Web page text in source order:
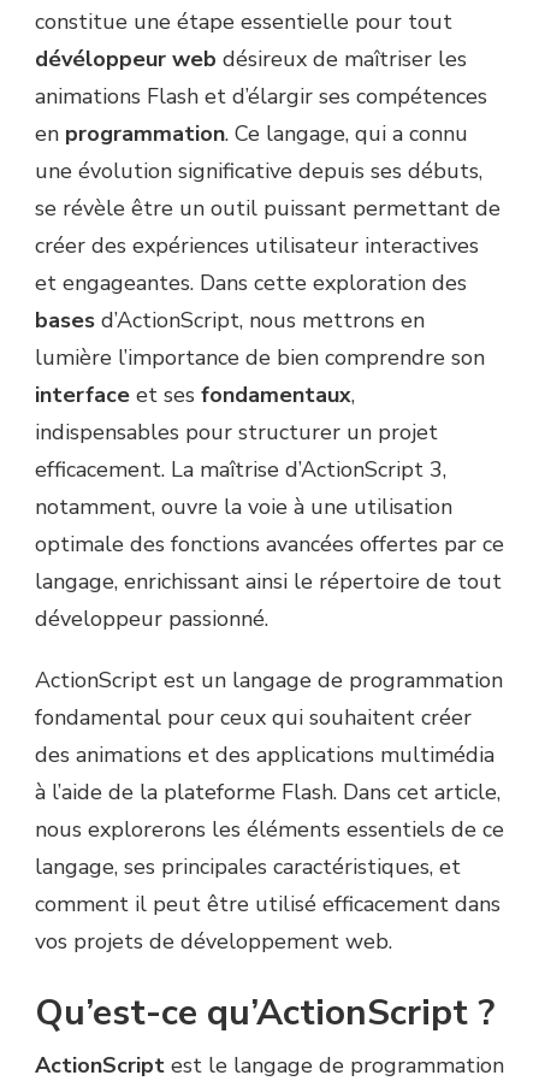
constitue une étape essentielle pour tout
dévéloppeur web désireux de maîtriser les
animations Flash et d’élargir ses compétences
en programmation. Ce langage, qui a connu
une évolution significative depuis ses débuts,
se révèle être un outil puissant permettant de
créer des expériences utilisateur interactives
et engageantes. Dans cette exploration des
bases d’ActionScript, nous mettrons en
lumière l’importance de bien comprendre son
interface et ses fondamentaux,
indispensables pour structurer un projet
efficacement. La maîtrise d’ActionScript 3,
notamment, ouvre la voie à une utilisation
optimale des fonctions avancées offertes par ce
langage, enrichissant ainsi le répertoire de tout
développeur passionné.
ActionScript est un langage de programmation
fondamental pour ceux qui souhaitent créer
des animations et des applications multimédia
à l’aide de la plateforme Flash. Dans cet article,
nous explorerons les éléments essentiels de ce
langage, ses principales caractéristiques, et
comment il peut être utilisé efficacement dans
vos projets de développement web.
Qu’est-ce qu’ActionScript ?
ActionScript est le langage de programmation